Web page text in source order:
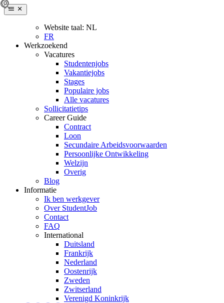
Website taal: NL
FR
Werkzoekend
Vacatures
Studentenjobs
Vakantiejobs
Stages
Populaire jobs
Alle vacatures
Sollicitatietips
Career Guide
Contract
Loon
Secundaire Arbeidsvoorwaarden
Persoonlijke Ontwikkeling
Welzijn
Overig
Blog
Informatie
Ik ben werkgever
Over StudentJob
Contact
FAQ
International
Duitsland
Frankrijk
Nederland
Oostenrijk
Zweden
Zwitserland
Verenigd Koninkrijk